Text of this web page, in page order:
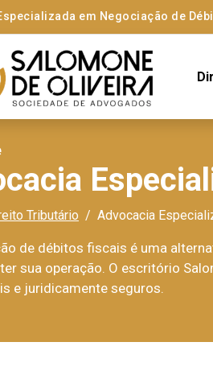
em Negociação de
Tributário Advocacia
de débitos fiscais é uma
sua operação. O escritório
e juridicamente seguros.